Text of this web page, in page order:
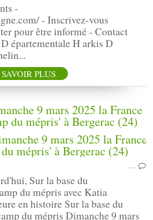
-
- Inscrivez-vous
pour être informé - Contact
épartementale H arkis D
PLUS
9 mars 2025 la France
du mépris' à Bergerac (24)
…
Sur la base du
du mépris avec Katia
en histoire Sur la base du
du mépris Dimanche 9 mars